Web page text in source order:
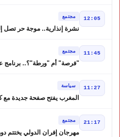
12:05 مجتمع
11:45 مجتمع
"فرصة" أم "ورطة"؟.. برنامج
11:27 سياسة
المغرب يفتح صفحة جديدة مع
21:17 مجتمع
مهرجان إفران الدولي يختتم